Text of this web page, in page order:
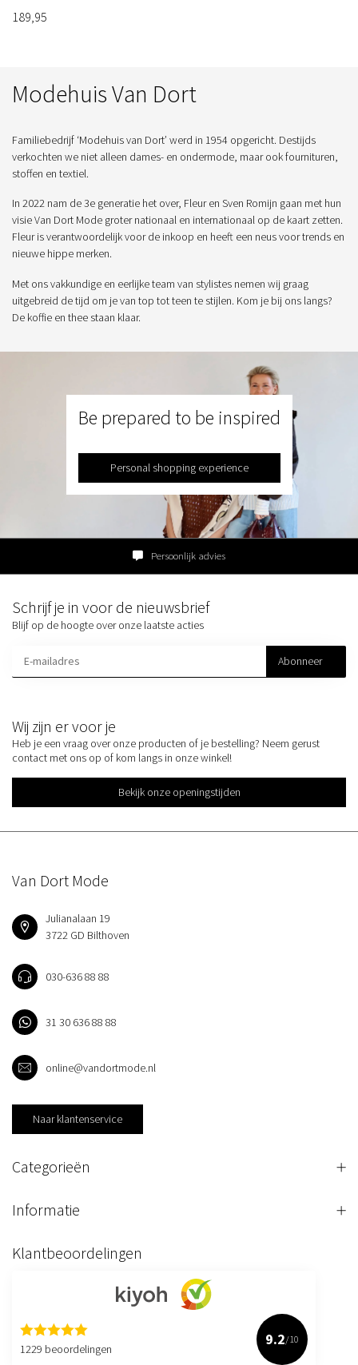
189,95
Modehuis Van Dort
Familiebedrijf ‘Modehuis van Dort’ werd in 1954 opgericht. Destijds
verkochten we niet alleen dames- en ondermode, maar ook fournituren,
stoffen en textiel.
In 2022 nam de 3e generatie het over, Fleur en Sven Romijn gaan met hun
visie Van Dort Mode groter nationaal en internationaal op de kaart zetten.
Fleur is verantwoordelijk voor de inkoop en heeft een neus voor trends en
nieuwe hippe merken.
Met ons vakkundige en eerlijke team van stylistes nemen wij graag
uitgebreid de tijd om je van top tot teen te stijlen. Kom je bij ons langs?
De koffie en thee staan klaar.
Be prepared to be inspired
Personal shopping experience
Persoonlijk advies
Wij zijn er voor je
Heb je een vraag over onze producten of je bestelling? Neem gerust
contact met ons op of kom langs in onze winkel!
Bekijk onze openingstijden
Schrijf je in voor de nieuwsbrief
Blijf op de hoogte over onze laatste acties
Abonneer
Van Dort Mode
Julianalaan 19
3722 GD Bilthoven
030-636 88 88
31 30 636 88 88
online@vandortmode.nl
Naar klantenservice
Categorieën
Informatie
Klantbeoordelingen
1229 beoordelingen
9.2/10